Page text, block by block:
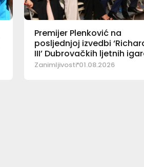
Premijer Plenković na
posljednjoj izvedbi
III’ Dubrovačkih ljetnih
Zanimljivosti 01.08.2026